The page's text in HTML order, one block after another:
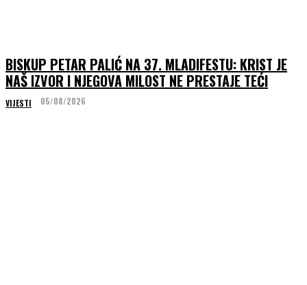
BISKUP PETAR PALIĆ NA 37. MLADIFESTU: KRIST JE
NAŠ IZVOR I NJEGOVA MILOST NE PRESTAJE TEĆI
VIJESTI 05/08/2026